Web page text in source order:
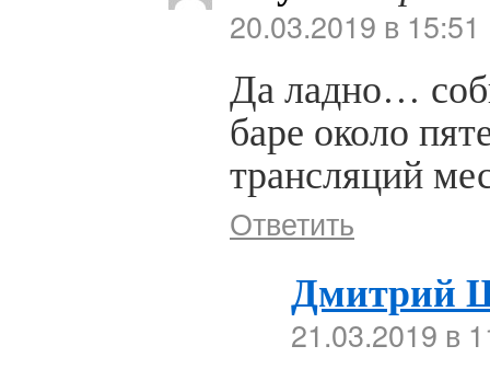
20.03.2019 в 15:51
Да ладно…
баре около
трансляций
Ответить
Дмитрий
21.03.2019 в